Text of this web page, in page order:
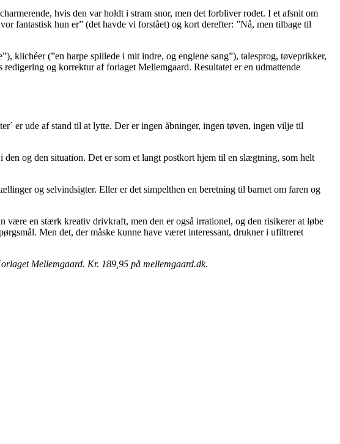
hvis den var holdt i stram snor, men det forbliver rodet. I et afsnit om
fantastisk hun er” (det havde vi forstået) og kort derefter: ”Nå, men tilbage til
klichéer (”en harpe spillede i mit indre, og englene sang”), talesprog, tøveprikker,
og korrektur af forlaget Mellemgaard. Resultatet er en udmattende
er ude af stand til at lytte. Der er ingen åbninger, ingen tøven, ingen vilje til
og den situation. Det er som et langt postkort hjem til en slægtning, som helt
og selvindsigter. Eller er det simpelthen en beretning til barnet om faren og
en stærk kreativ drivkraft, men den er også irrationel, og den risikerer at løbe
Men det, der måske kunne have været interessant, drukner i ufiltreret
Mellemgaard. Kr. 189,95 på mellemgaard.dk.